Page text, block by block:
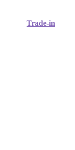
Trade-in